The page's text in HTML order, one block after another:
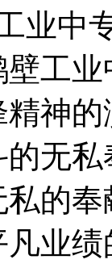
业中
工
神
无
的
业